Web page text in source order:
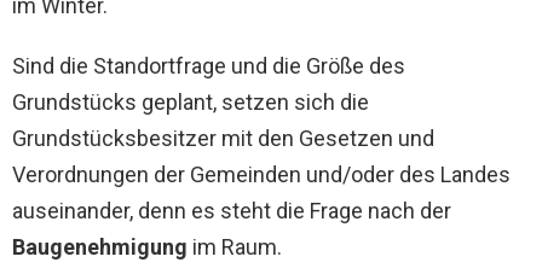
im Winter.
Sind die Standortfrage und die Größe des
Grundstücks geplant, setzen sich die
Grundstücksbesitzer mit den Gesetzen und
Verordnungen der Gemeinden und/oder des Landes
auseinander, denn es steht die Frage nach der
Baugenehmigung im Raum.